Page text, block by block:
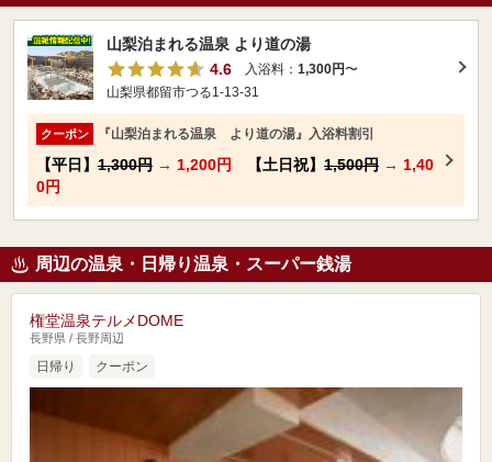
山梨泊まれる温泉 より道の湯
4.6
入浴料： 1,300円〜
山梨県都留市つる1-13-31
クーポン 『山梨泊まれる温泉 より道の湯』入浴料割引
【平日】 1,300円 → 1,200円 【土日祝】 1,500円 → 1,40
0円
周辺の温泉・日帰り温泉・スーパー銭湯
権堂温泉テルメDOME
長野県 / 長野周辺
日帰り クーポン